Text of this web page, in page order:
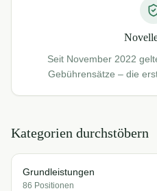
Seit November 2022
Gebührensätze – die
Kategorien durchstöbern
Grundleistungen
86 Positionen